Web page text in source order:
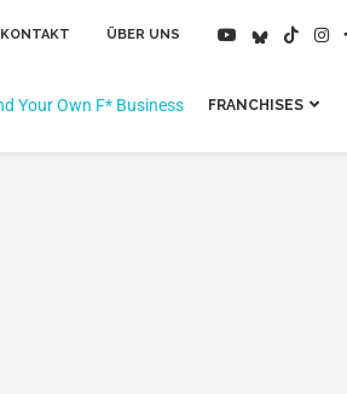
KONTAKT ÜBER UNS
FRANCHISES